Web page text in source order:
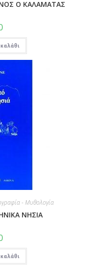
Ο ΚΑΛΑΜΑΤΑΣ
- Μυθολογία
ΝΗΣΙΑ